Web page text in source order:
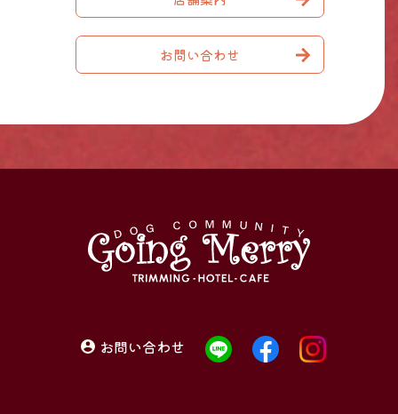
お問い合わせ
お問い合わせ